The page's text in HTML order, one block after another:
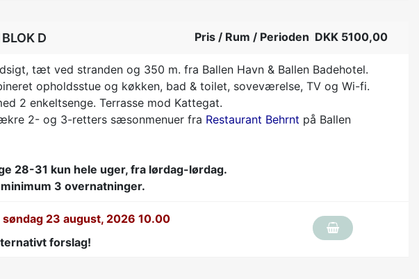
D Pris / Rum / Perioden DKK 5100,00
tæt ved stranden og 350 m. fra Ballen Havn & Ballen Badehotel.
opholdsstue og køkken, bad & toilet, soveværelse, TV og Wi-fi.
2 enkeltsenge. Terrasse mod Kattegat.
2- og 3-retters sæsonmenuer fra Restaurant Behrnt på Ballen
28-31 kun hele uger, fra lørdag-lørdag.
3 overnatninger.
søndag 23 august, 2026 10.00
forslag!